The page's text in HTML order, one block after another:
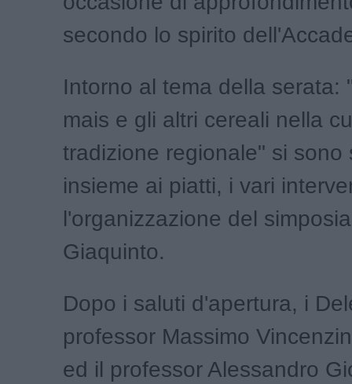
secondo lo spirito
Intorno al tema della serata:
mais e gli altri cereali nella
tradizione regionale" si sono
insieme ai piatti, i vari
l'organizzazione del
Giaquinto.
Dopo i saluti d'apertura, i
professor Massimo
ed il professor Alessandro